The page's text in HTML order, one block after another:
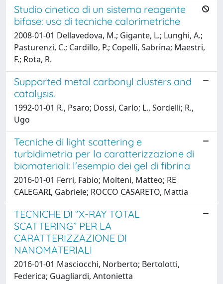
Studio cinetico di un sistema reagente
bifase: uso di tecniche calorimetriche
2008-01-01 Dellavedova, M.; Gigante, L.; Lunghi, A.;
Pasturenzi, C.; Cardillo, P.; Copelli, Sabrina; Maestri,
F.; Rota, R.
Supported metal carbonyl clusters and
catalysis.
1992-01-01 R., Psaro; Dossi, Carlo; L., Sordelli; R.,
Ugo
Tecniche di light scattering e
turbidimetria per la caratterizzazione di
biomateriali: l'esempio dei gel di fibrina
2016-01-01 Ferri, Fabio; Molteni, Matteo; RE
CALEGARI, Gabriele; ROCCO CASARETO, Mattia
TECNICHE DI “X-RAY TOTAL
SCATTERING” PER LA
CARATTERIZZAZIONE DI
NANOMATERIALI
2016-01-01 Masciocchi, Norberto; Bertolotti,
Federica; Guagliardi, Antonietta